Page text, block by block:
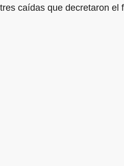
tres caídas que decretaron el